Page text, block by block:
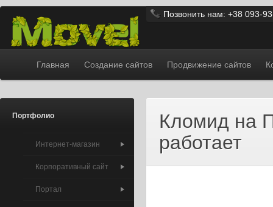
Перейти к основному содержанию Позвонить нам: +38 093-
Главная Создание сайтов Продвижение сайтов
Кломид на
работает
Портфолио
Интернет-магазин
Корпоративный сайт
Портал